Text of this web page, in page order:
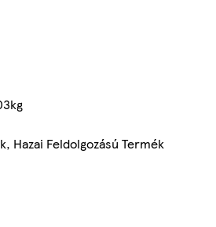
Hazai Feldolgozású Termék